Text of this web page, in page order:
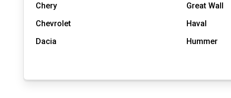
Chery
Chevrolet
Dacia
Great Wall
Haval
Hummer